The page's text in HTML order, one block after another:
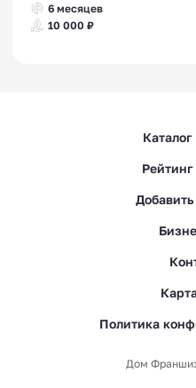
6 месяцев
10 000 ₽
Политика
Дом